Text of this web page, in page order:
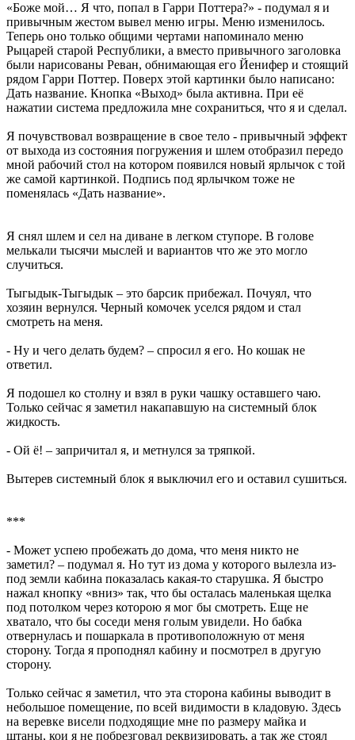
«Боже мой… Я что, попал в Гарри Поттера?» - подумал я и
привычным жестом вывел меню игры. Меню изменилось.
Теперь оно только общими чертами напоминало меню
Рыцарей старой Республики, а вместо привычного заголовка
были нарисованы Реван, обнимающая его Йенифер и стоящий
рядом Гарри Поттер. Поверх этой картинки было написано:
Дать название. Кнопка «Выход» была активна. При её
нажатии система предложила мне сохраниться, что я и сделал.
Я почувствовал возвращение в свое тело - привычный эффект
от выхода из состояния погружения и шлем отобразил передо
мной рабочий стол на котором появился новый ярлычок с той
же самой картинкой. Подпись под ярлычком тоже не
поменялась «Дать название».
Я снял шлем и сел на диване в легком ступоре. В голове
мелькали тысячи мыслей и вариантов что же это могло
случиться.
Тыгыдык-Тыгыдык – это барсик прибежал. Почуял, что
хозяин вернулся. Черный комочек уселся рядом и стал
смотреть на меня.
- Ну и чего делать будем? – спросил я его. Но кошак не
ответил.
Я подошел ко столну и взял в руки чашку оставшего чаю.
Только сейчас я заметил накапавшую на системный блок
жидкость.
- Ой ё! – запричитал я, и метнулся за тряпкой.
Вытерев системный блок я выключил его и оставил сушиться.
***
- Может успею пробежать до дома, что меня никто не
заметил? – подумал я. Но тут из дома у которого вылезла из-
под земли кабина показалась какая-то старушка. Я быстро
нажал кнопку «вниз» так, что бы осталась маленькая щелка
под потолком через которою я мог бы смотреть. Еще не
хватало, что бы соседи меня голым увидели. Но бабка
отвернулась и пошаркала в противоположную от меня
сторону. Тогда я проподнял кабину и посмотрел в другую
сторону.
Только сейчас я заметил, что эта сторона кабины выводит в
небольшое помещение, по всей видимости в кладовую. Здесь
на веревке висели подходящие мне по размеру майка и
штаны, кои я не побрезговал реквизировать, а так же стоял